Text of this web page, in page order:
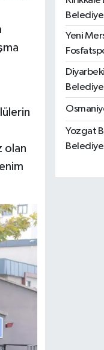
olan
Yeni
Yozgat